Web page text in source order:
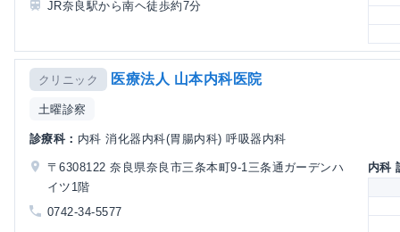
JR奈良駅から南ヘ徒歩約7分
クリニック 医療法人 山本内科医院
土曜診察
診療科： 内科 消化器内科(胃腸内科) 呼吸器内科
〒6308122 奈良県奈良市三条本町9-1三条通ガーデンハ
イツ1階
0742-34-5577
内科